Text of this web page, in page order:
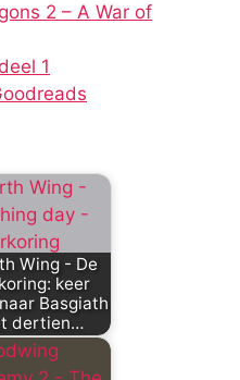
2 – A War of
1
Wing - De
keer
Basgiath
dertien…